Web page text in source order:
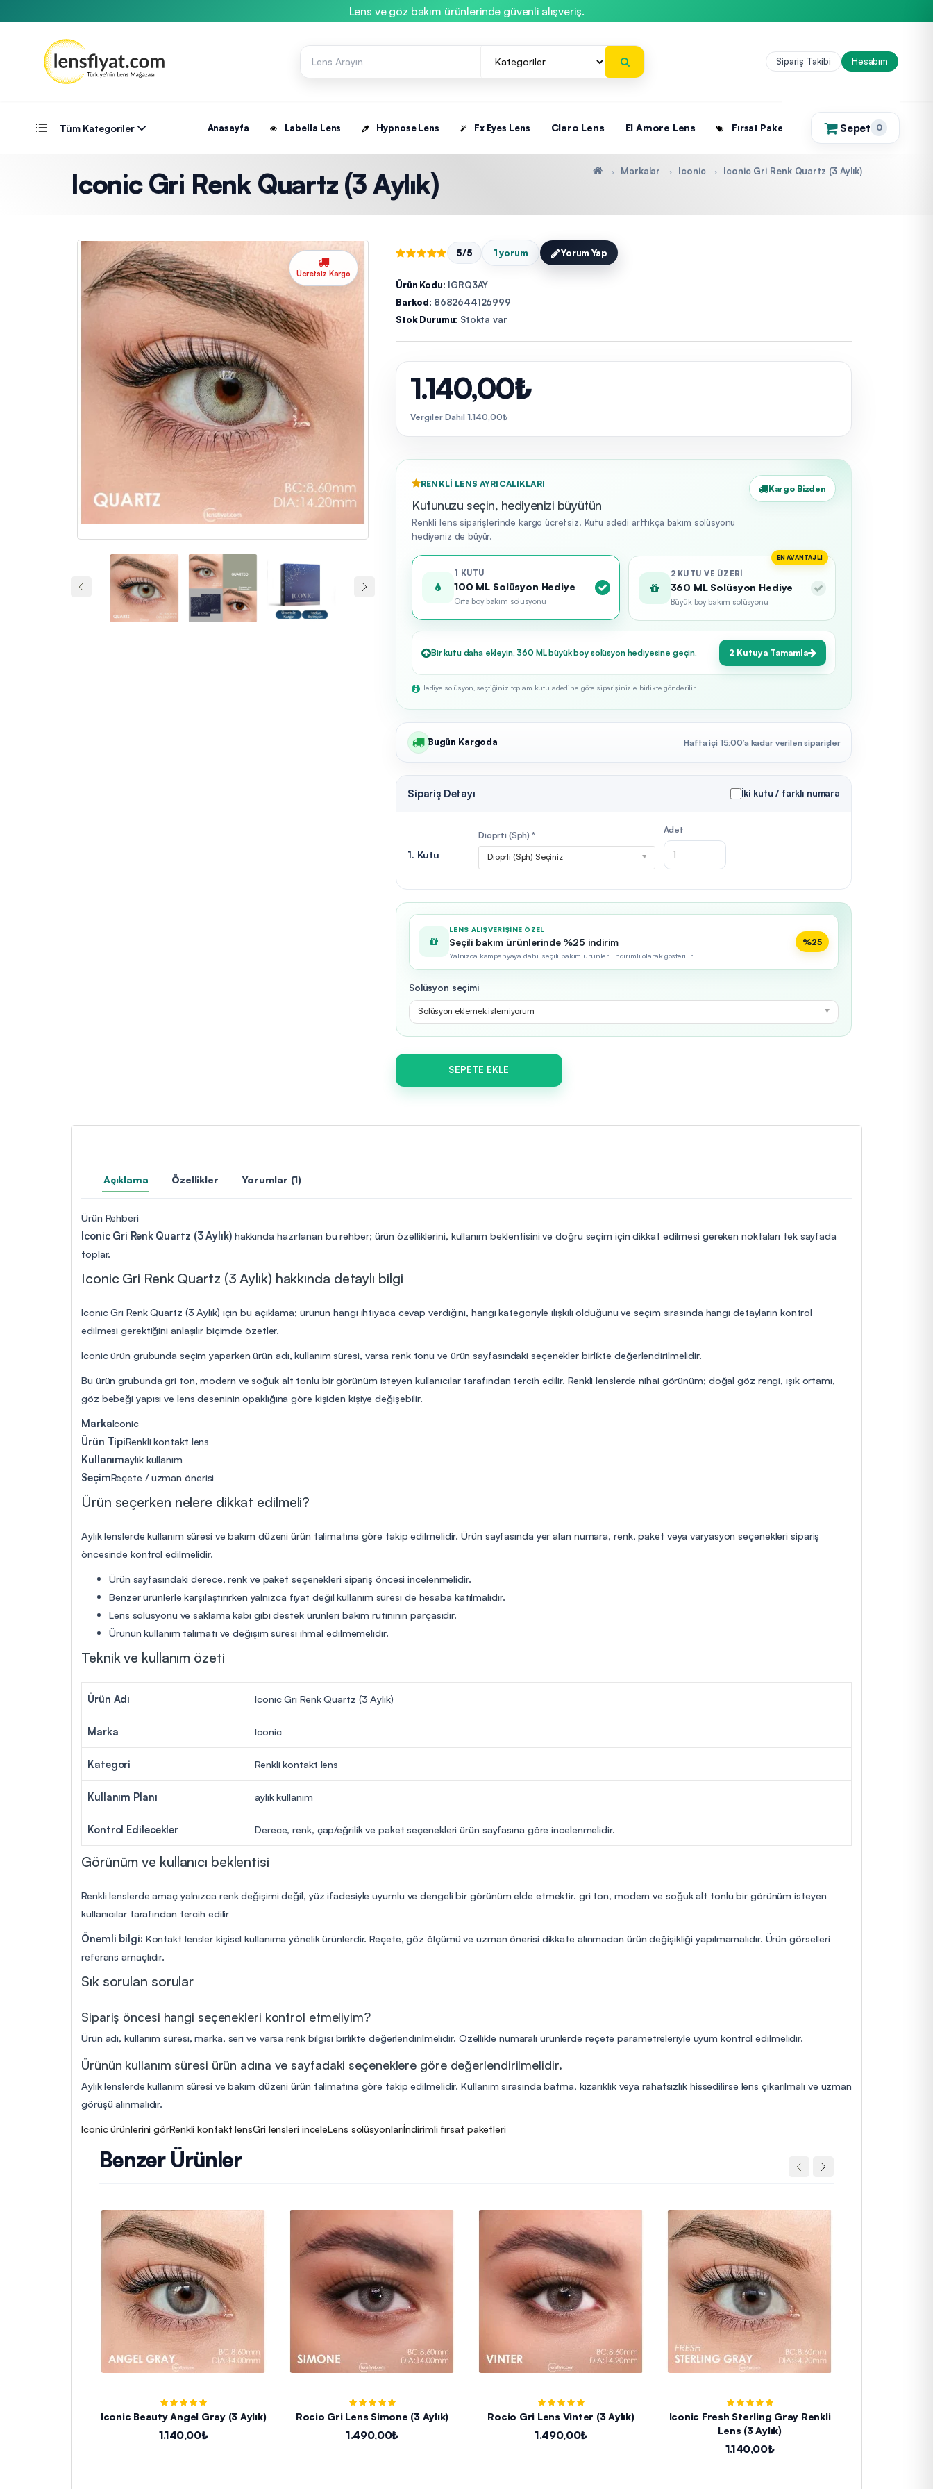
Lens ve göz bakım ürünlerinde güvenli alışveriş.
Sipariş Takibi Hesabım
Tüm Kategoriler Anasayfa Labella Lens Hypnose Lens Fx Eyes Lens Claro Lens El Amore Lens Fırsat Paketleri Sepet 0
(0)
Iconic Gri Renk Quartz (3 Aylık) Markalar Iconic Iconic Gri Renk Quartz (3 Aylık)
Ücretsiz Kargo
5/5 1 yorum Yorum Yap
Ürün Kodu: IGRQ3AY
Barkod: 8682644126999
Stok Durumu: Stokta var
1.140,00₺
Vergiler Dahil 1.140,00₺
RENKLI LENS AYRICALIKLARI
Kutunuzu seçin, hediyenizi büyütün
Renkli lens siparişlerinde kargo ücretsiz. Kutu adedi arttıkça bakım solüsyonu
hediyeniz de büyür.
Kargo Bizden
1 KUTU
100 ML Solüsyon Hediye
Orta boy bakım solüsyonu
EN AVANTAJLI
2 KUTU VE ÜZERI
360 ML Solüsyon Hediye
Büyük boy bakım solüsyonu
Bir kutu daha ekleyin, 360 ML büyük boy solüsyon hediyesine geçin. 2 Kutuya Tamamla
Hediye solüsyon, seçtiğiniz toplam kutu adedine göre siparişinizle birlikte gönderilir.
Bugün Kargoda Hafta içi 15:00’a kadar verilen siparişler
Sipariş Detayı İki kutu / farklı numara
1. Kutu
Dioprti (Sph) *
Dioprti (Sph) Seçiniz
Adet
LENS ALIŞVERIŞINE ÖZEL
Seçili bakım ürünlerinde %25 indirim
Yalnızca kampanyaya dahil seçili bakım ürünleri indirimli olarak gösterilir.
%25
Solüsyon seçimi
Solüsyon eklemek istemiyorum
SEPETE EKLE
Açıklama Özellikler Yorumlar (1)
Ürün Rehberi
Iconic Gri Renk Quartz (3 Aylık)hakkında hazırlanan bu rehber; ürün özelliklerini, kullanım beklentisini ve doğru seçim için dikkat edilmesi gereken noktaları tek sayfada
toplar.
Iconic Gri Renk Quartz (3 Aylık) hakkında detaylı bilgi
Iconic Gri Renk Quartz (3 Aylık) için bu açıklama; ürünün hangi ihtiyaca cevap verdiğini, hangi kategoriyle ilişkili olduğunu ve seçim sırasında hangi detayların kontrol
edilmesi gerektiğini anlaşılır biçimde özetler.
Iconic ürün grubunda seçim yaparken ürün adı, kullanım süresi, varsa renk tonu ve ürün sayfasındaki seçenekler birlikte değerlendirilmelidir.
Bu ürün grubunda gri ton, modern ve soğuk alt tonlu bir görünüm isteyen kullanıcılar tarafından tercih edilir. Renkli lenslerde nihai görünüm; doğal göz rengi, ışık ortamı,
göz bebeği yapısı ve lens deseninin opaklığına göre kişiden kişiye değişebilir.
MarkaIconic
Ürün TipiRenkli kontakt lens
Kullanımaylık kullanım
SeçimReçete / uzman önerisi
Ürün seçerken nelere dikkat edilmeli?
Aylık lenslerde kullanım süresi ve bakım düzeni ürün talimatına göre takip edilmelidir. Ürün sayfasında yer alan numara, renk, paket veya varyasyon seçenekleri sipariş
öncesinde kontrol edilmelidir.
Ürün sayfasındaki derece, renk ve paket seçenekleri sipariş öncesi incelenmelidir.
Benzer ürünlerle karşılaştırırken yalnızca fiyat değil kullanım süresi de hesaba katılmalıdır.
Lens solüsyonu ve saklama kabı gibi destek ürünleri bakım rutininin parçasıdır.
Ürünün kullanım talimatı ve değişim süresi ihmal edilmemelidir.
Teknik ve kullanım özeti
Ürün Adı Iconic Gri Renk Quartz (3 Aylık)
Marka Iconic
Kategori Renkli kontakt lens
Kullanım Planı aylık kullanım
Kontrol Edilecekler Derece, renk, çap/eğrilik ve paket seçenekleri ürün sayfasına göre incelenmelidir.
Görünüm ve kullanıcı beklentisi
Renkli lenslerde amaç yalnızca renk değişimi değil, yüz ifadesiyle uyumlu ve dengeli bir görünüm elde etmektir. gri ton, modern ve soğuk alt tonlu bir görünüm isteyen
kullanıcılar tarafından tercih edilir
Önemli bilgi: Kontakt lensler kişisel kullanıma yönelik ürünlerdir. Reçete, göz ölçümü ve uzman önerisi dikkate alınmadan ürün değişikliği yapılmamalıdır. Ürün görselleri
referans amaçlıdır.
Sık sorulan sorular
Sipariş öncesi hangi seçenekleri kontrol etmeliyim?
Ürün adı, kullanım süresi, marka, seri ve varsa renk bilgisi birlikte değerlendirilmelidir. Özellikle numaralı ürünlerde reçete parametreleriyle uyum kontrol edilmelidir.
Ürünün kullanım süresi ürün adına ve sayfadaki seçeneklere göre değerlendirilmelidir.
Aylık lenslerde kullanım süresi ve bakım düzeni ürün talimatına göre takip edilmelidir. Kullanım sırasında batma, kızarıklık veya rahatsızlık hissedilirse lens çıkarılmalı ve uzman
görüşü alınmalıdır.
Iconic ürünlerini görRenkli kontakt lensGri lensleri inceleLens solüsyonlarıİndirimli fırsat paketleri
Benzer Ürünler
Iconic Beauty Angel Gray (3 Aylık)
1.140,00₺
Rocio Gri Lens Simone (3 Aylık)
1.490,00₺
Rocio Gri Lens Vinter (3 Aylık)
1.490,00₺
Iconic Fresh Sterling Gray Renkli
Lens (3 Aylık)
1.140,00₺